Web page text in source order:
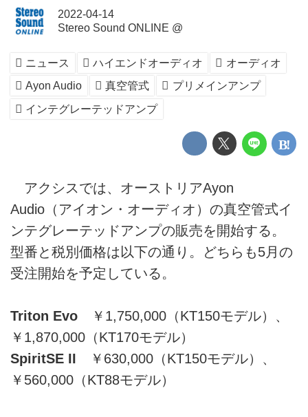
2022-04-14
Stereo Sound ONLINE @
ニュース ハイエンドオーディオ
オーディオ
Ayon Audio
真空管式
プリメインアンプ
インテグレーテッドアンプ
アクシスでは、オーストリアAyon
Audio（アイオン・オーディオ）の真空管式イ
ンテグレーテッドアンプの販売を開始する。
型番と税別価格は以下の通り。どちらも5月の
受注開始を予定している。
Triton Evo ￥1,750,000（KT150モデル）、
￥1,870,000（KT170モデル）
SpiritSE II ￥630,000（KT150モデル）、
￥560,000（KT88モデル）